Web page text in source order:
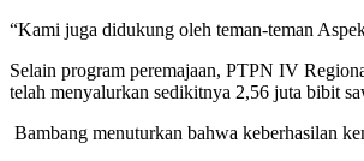
“Kami juga didukung oleh teman-teman
Selain program peremajaan, PTPN IV
telah menyalurkan sedikitnya 2,56 juta bibit
Bambang menuturkan bahwa keberhasilan